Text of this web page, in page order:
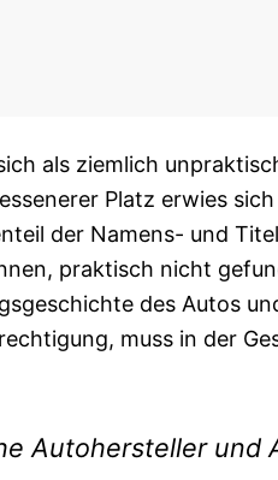
als ziemlich
Platz erwies
der Namens- und
praktisch nicht
des Autos
muss in der
Autohersteller und